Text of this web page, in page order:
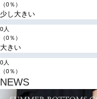
（0％）
少し大きい
0人
（0％）
大きい
0人
（0％）
NEWS